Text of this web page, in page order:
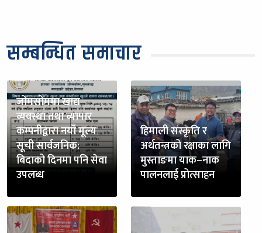
सम्बन्धित समाचार
जोमसोममा खाद्य
व्यवस्था तथा व्यापार
कम्पनीद्वारा नयाँ मूल्य
सूची सार्वजनिक:
बिदाको दिनमा पनि सेवा
उपलब्ध
हिमाली संस्कृति र
अर्थतन्त्रको रक्षाका लागि
मुस्ताङमा याक–नाक
पालनलाई प्रोत्साहन